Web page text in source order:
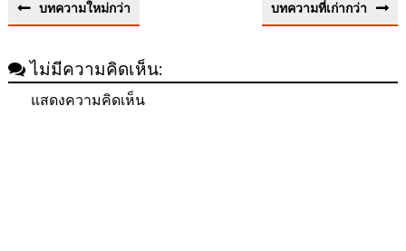
บทความใหม่กว่า บทความที่เก่ากว่า
ไม่มีความคิดเห็น:
แสดงความคิดเห็น